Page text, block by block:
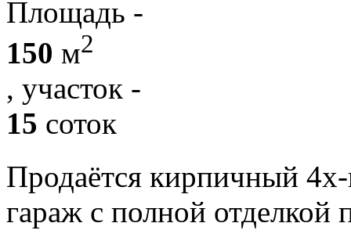
Площадь -
150 м2
, участок -
15 соток
Продаётся кирпичный
гараж с полной